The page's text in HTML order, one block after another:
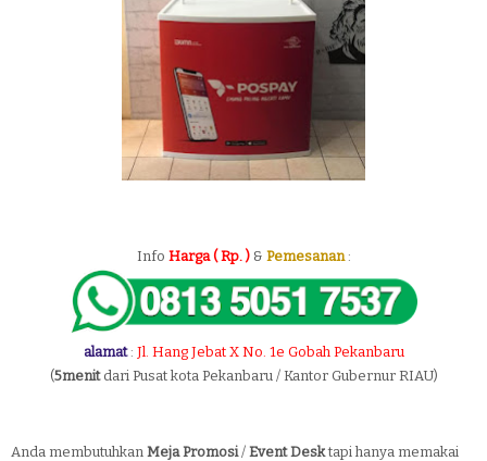
Info Harga ( Rp. ) & Pemesanan:
alamat: Jl. Hang Jebat X No. 1e Gobah Pekanbaru
(5menitdari Pusat kota Pekanbaru / Kantor Gubernur RIAU)
Anda membutuhkan Meja Promosi / Event Desktapi hanya memakai